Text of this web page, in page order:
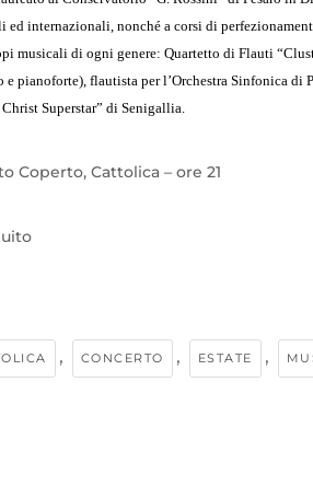
edinternazionali, nonché a corsi di
musicali di ogni genere: Quartetto di Flauti
pianoforte), flautista per l’Orchestra Sinfonica di
Christ Superstar” di Senigallia.
Coperto, Cattolica – ore 21
, CONCERTO , ESTATE ,